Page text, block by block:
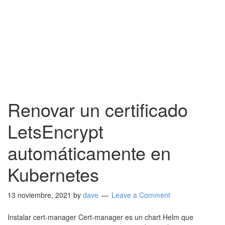
Renovar un certificado
LetsEncrypt
automáticamente en
Kubernetes
13 noviembre, 2021 by dave Leave a Comment
Instalar cert-manager Cert-manager es un chart Helm que